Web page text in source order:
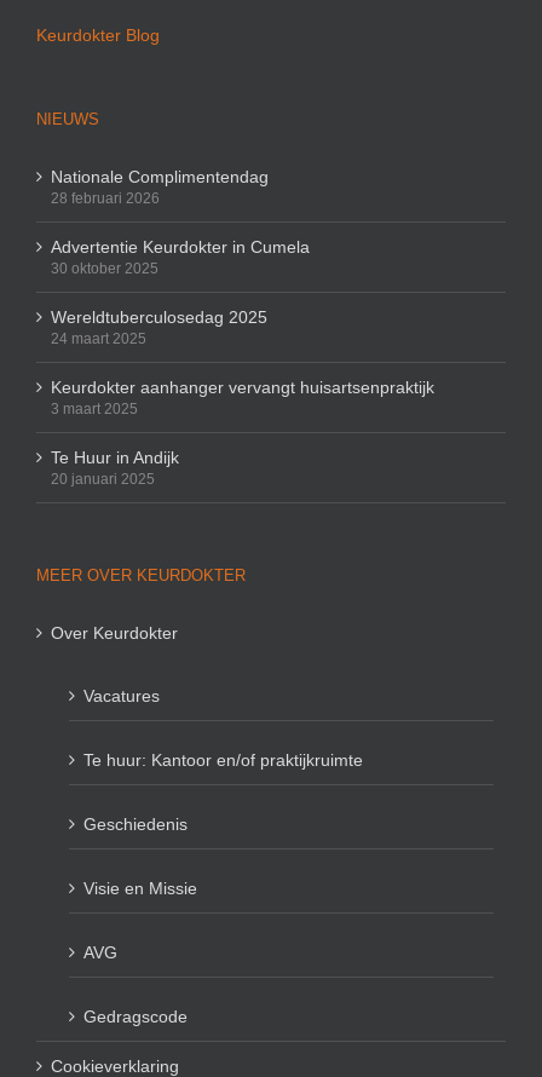
Keurdokter Blog
NIEUWS
Nationale Complimentendag
28 februari 2026
Advertentie Keurdokter in Cumela
30 oktober 2025
Wereldtuberculosedag 2025
24 maart 2025
Keurdokter aanhanger vervangt huisartsenpraktijk
3 maart 2025
Te Huur in Andijk
20 januari 2025
MEER OVER KEURDOKTER
Over Keurdokter
Vacatures
Te huur: Kantoor en/of praktijkruimte
Geschiedenis
Visie en Missie
AVG
Gedragscode
Cookieverklaring